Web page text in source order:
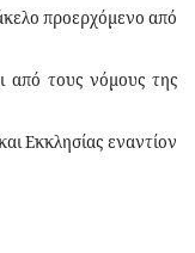
προερχόμενο από
από τους νόμους της
Εκκλησίας εναντίον